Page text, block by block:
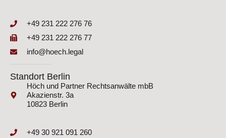
+49 231 222 276 76
+49 231 222 276 77
info@hoech.legal
Standort Berlin
Höch und Partner Rechtsanwälte mbB
Akazienstr. 3a
10823 Berlin
+49 30 921 091 260